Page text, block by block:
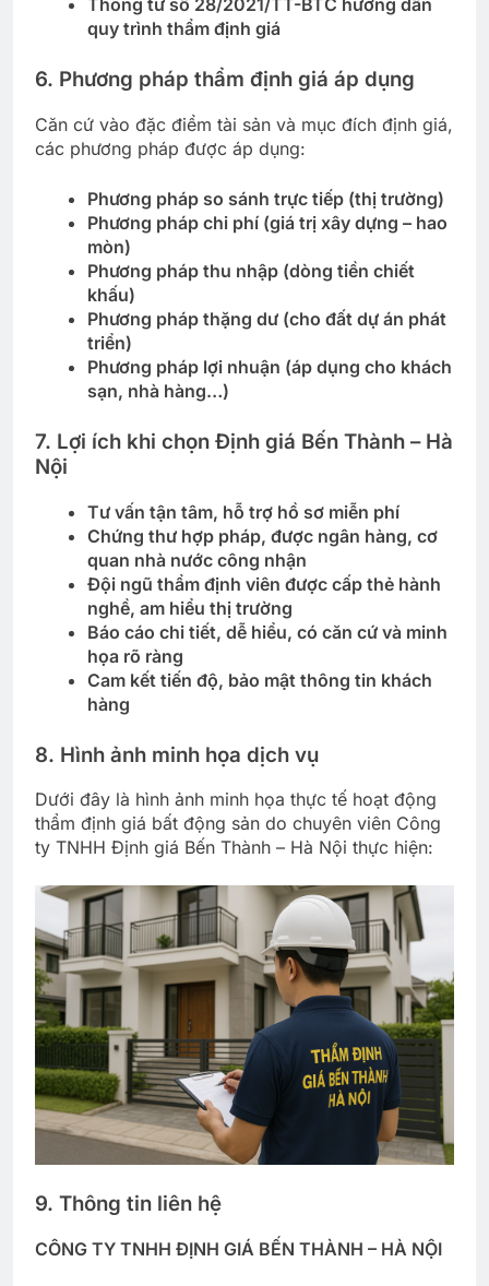
Thông tư số 28/2021/TT-BTC hướng dẫn
quy trình thẩm định giá
6. Phương pháp thẩm định giá áp dụng
Căn cứ vào đặc điểm tài sản và mục đích định giá,
các phương pháp được áp dụng:
Phương pháp so sánh trực tiếp (thị trường)
Phương pháp chi phí (giá trị xây dựng – hao
mòn)
Phương pháp thu nhập (dòng tiền chiết
khấu)
Phương pháp thặng dư (cho đất dự án phát
triển)
Phương pháp lợi nhuận (áp dụng cho khách
sạn, nhà hàng…)
7. Lợi ích khi chọn Định giá Bến Thành – Hà
Nội
Tư vấn tận tâm, hỗ trợ hồ sơ miễn phí
Chứng thư hợp pháp, được ngân hàng, cơ
quan nhà nước công nhận
Đội ngũ thẩm định viên được cấp thẻ hành
nghề, am hiểu thị trường
Báo cáo chi tiết, dễ hiểu, có căn cứ và minh
họa rõ ràng
Cam kết tiến độ, bảo mật thông tin khách
hàng
8. Hình ảnh minh họa dịch vụ
Dưới đây là hình ảnh minh họa thực tế hoạt động
thẩm định giá bất động sản do chuyên viên Công
ty TNHH Định giá Bến Thành – Hà Nội thực hiện:
9. Thông tin liên hệ
CÔNG TY TNHH ĐỊNH GIÁ BẾN THÀNH – HÀ NỘI